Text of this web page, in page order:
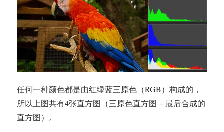
任何一种颜色都是由红绿蓝三原色（RGB）构成的，
所以上图共有4张直方图（三原色直方图 + 最后合成的
直方图）。